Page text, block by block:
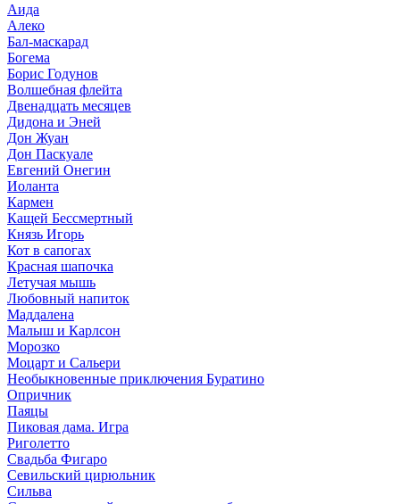
Аида
Алеко
Бал-маскарад
Богема
Борис Годунов
Волшебная флейта
Двенадцать месяцев
Дидона и Эней
Дон Жуан
Дон Паскуале
Евгений Онегин
Иоланта
Кармен
Кащей Бессмертный
Князь Игорь
Кот в сапогах
Красная шапочка
Летучая мышь
Любовный напиток
Маддалена
Малыш и Карлсон
Морозко
Моцарт и Сальери
Необыкновенные приключения Буратино
Опричник
Паяцы
Пиковая дама. Игра
Риголетто
Свадьба Фигаро
Севильский цирюльник
Сильва